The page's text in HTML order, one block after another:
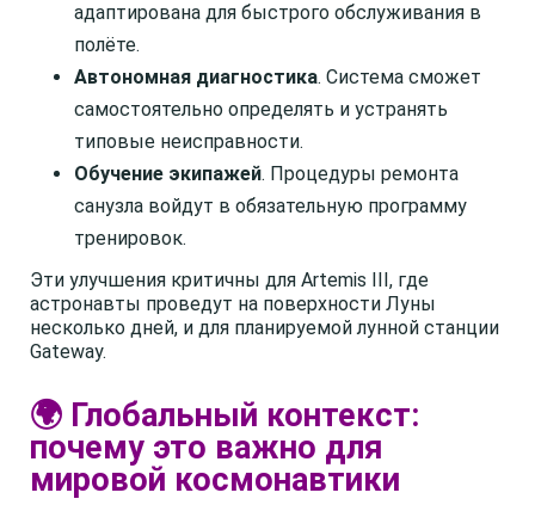
адаптирована для быстрого обслуживания в
полёте.
Автономная диагностика. Система сможет
самостоятельно определять и устранять
типовые неисправности.
Обучение экипажей. Процедуры ремонта
санузла войдут в обязательную программу
тренировок.
Эти улучшения критичны для Artemis III, где
астронавты проведут на поверхности Луны
несколько дней, и для планируемой лунной станции
Gateway.
🌍 Глобальный контекст:
почему это важно для
мировой космонавтики